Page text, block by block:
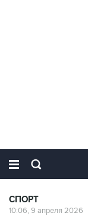
СПОРТ
10:06, 9 апреля 2026